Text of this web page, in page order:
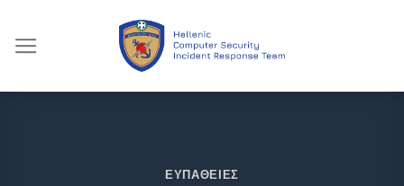
ΕΥΠΆΘΕΙΕΣ